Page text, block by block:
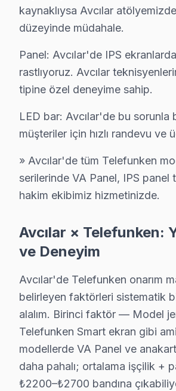
2025 Türkiye fiyatı: ₺1.500 –
En çok etkilenen modeller:
Telefunken En Sık Arızalar:
Ambarlı, özellikle eski binalarıyla
Cihangir'de Telefunken TV
Cihangir, modern mimarisiyle
Denizköşkler, yeni konut projeleri
Firuzköy'de Telefunken TV
Firuzköy, hem yeni hem de eski
Gümüşpala'da Telefunken TV
Gümüşpala, sakin bir yaşam
Mustafa Kemal Paşa'da
Mustafa Kemal Paşa, yoğun
kaynaklıysa Avcılar
düzeyinde müdahale.
Panel: Avcılar'de IPS
rastlıyoruz. Avcılar
tipine özel deneyime sahip.
LED bar: Avcılar'de bu sorunla
müşteriler için hızlı randevu ve
» Avcılar'de tüm Telefunken
serilerinde VA Panel, IPS panel
hakim ekibimiz hizmetinizde.
Avcılar × Telefunken:
ve Deneyim
Avcılar'de Telefunken onarım
belirleyen faktörleri sistematik
alalım. Birinci faktör — Model
Telefunken Smart ekran gibi
modellerde VA Panel ve
daha pahalı; ortalama işçilik +
₺2200–₺2700 bandına